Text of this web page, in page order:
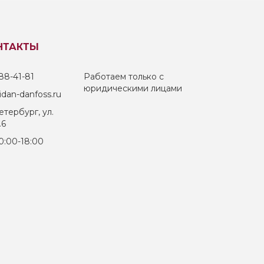
41-81
danfoss.ru
ул.
18:00
Работаем только с
юридическими лицами